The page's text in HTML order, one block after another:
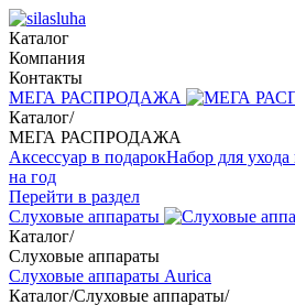
Каталог
Компания
Контакты
МЕГА РАСПРОДАЖА
Каталог/
МЕГА РАСПРОДАЖА
Аксессуар в подарокНабор для ухода
на год
Перейти в раздел
Слуховые аппараты
Каталог/
Слуховые аппараты
Слуховые аппараты Aurica
Каталог/Слуховые аппараты/